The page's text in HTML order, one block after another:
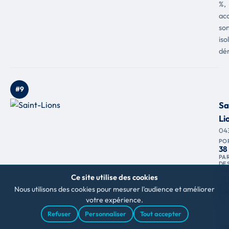
%,
#9
Ce site utilise des cookies
Nous utilisons des cookies pour mesurer l'audience et améliorer
votre expérience.
Refuser Personnaliser Tout accepter